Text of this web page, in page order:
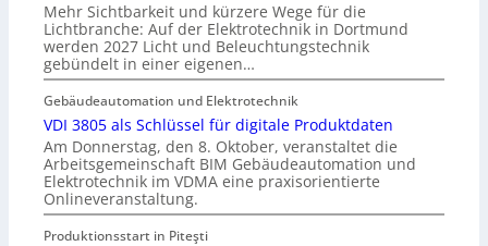
Mehr Sichtbarkeit und kürzere Wege für die
Lichtbranche: Auf der Elektrotechnik in Dortmund
werden 2027 Licht und Beleuchtungstechnik
gebündelt in einer eigenen…
Gebäudeautomation und Elektrotechnik
VDI 3805 als Schlüssel für digitale Produktdaten
Am Donnerstag, den 8. Oktober, veranstaltet die
Arbeitsgemeinschaft BIM Gebäudeautomation und
Elektrotechnik im VDMA eine praxisorientierte
Onlineveranstaltung.
Produktionsstart in Piteşti